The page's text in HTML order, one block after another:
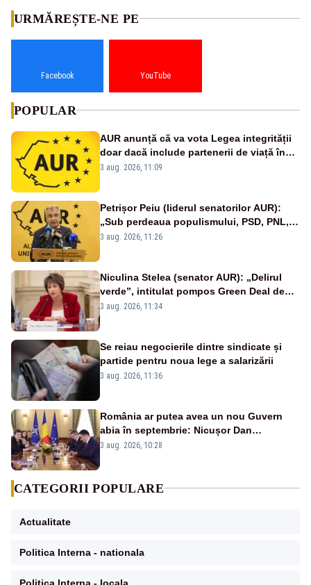
URMĂREȘTE-NE PE
Facebook YouTube
POPULAR
AUR anunță că va vota Legea integrității
doar dacă include partenerii de viață în
declarațiile de avere și interese
3 aug. 2026, 11:09
Petrișor Peiu (liderul senatorilor AUR):
„Sub perdeaua populismului, PSD, PNL,
USR și UDMR pregătesc una dintre cele
3 aug. 2026, 11:26
Niculina Stelea (senator AUR): „Delirul
verde”, intitulat pompos Green Deal de
către Bruxelles, este în mare măsură
3 aug. 2026, 11:34
Se reiau negocierile dintre sindicate și
partide pentru noua lege a salarizării
3 aug. 2026, 11:36
România ar putea avea un nou Guvern
abia în septembrie: Nicușor Dan
pregătește noi consultări cu partidele
3 aug. 2026, 10:28
CATEGORII POPULARE
Actualitate
Politica Interna - nationala